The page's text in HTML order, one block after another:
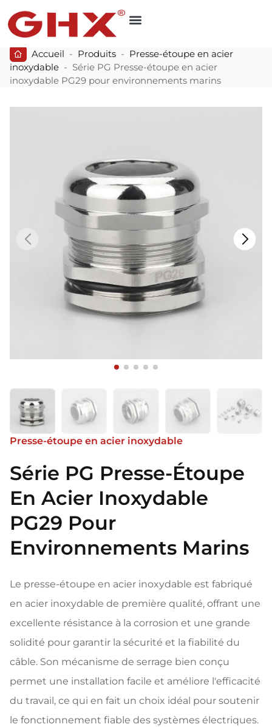
Accueil - Produits - Presse-étoupe en acier
inoxydable - Série PG Presse-étoupe en acier
inoxydable PG29 pour environnements marins
Presse-étoupe en acier inoxydable
Série PG Presse-Étoupe
En Acier Inoxydable
PG29 Pour
Environnements Marins
Le presse-étoupe en acier inoxydable est fabriqué
en acier inoxydable de première qualité, offrant une
excellente résistance à la corrosion et une grande
solidité pour garantir la sécurité et la fiabilité du
câble. Son mécanisme de serrage bien conçu
permet une installation facile et améliore l'efficacité
du travail, ce qui en fait un choix idéal pour soutenir
le fonctionnement fiable des systèmes électriques.